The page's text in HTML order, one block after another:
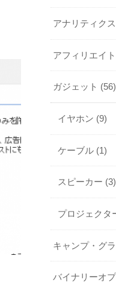
アナリティクス
アフィリエイト
ガジェット (56)
イヤホン (9)
ケーブル (1)
スピーカー (3)
プロジェクタ
キャンプ・グ
バイナリーオ